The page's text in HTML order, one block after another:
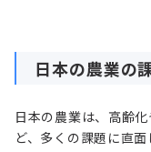
日本の農業の
日本の農業は、高齢
ど、多くの課題に直